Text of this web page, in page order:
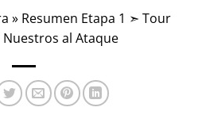
» Resumen Etapa 1 ➣ Tour
Nuestros al Ataque